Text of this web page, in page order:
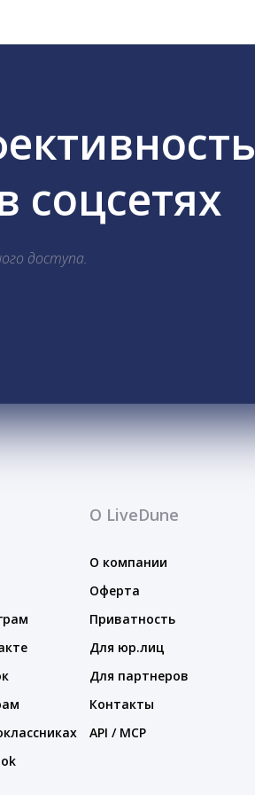
соцсетях
доступа.
О LiveDune
О компании
Оферта
Приватность
Для юр.лиц
Для партнеров
Контакты
API / MCP